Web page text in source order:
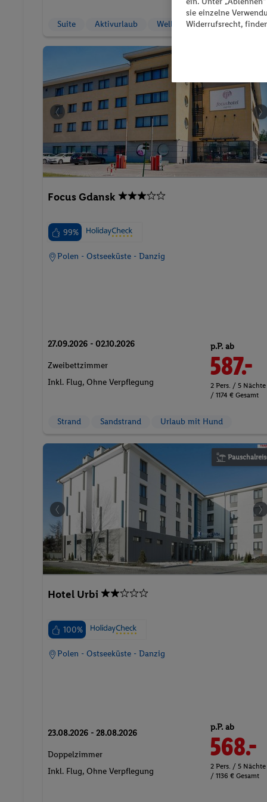
Suite Aktivurlaub Wellnessurlaub
Focus Gdansk
99%
Polen - Ostseeküste - Danzig
27.09.2026 - 02.10.2026
Zweibettzimmer
Inkl. Flug, Ohne Verpflegung
p.P. ab
587.-
2 Pers. / 5 Nächte
/ 1174 € Gesamt
Strand Sandstrand Urlaub mit Hund
Hotel Urbi
100%
Polen - Ostseeküste - Danzig
23.08.2026 - 28.08.2026
Doppelzimmer
Inkl. Flug, Ohne Verpflegung
p.P. ab
568.-
2 Pers. / 5 Nächte
/ 1136 € Gesamt
sie einzelne
Widerrufsrecht,